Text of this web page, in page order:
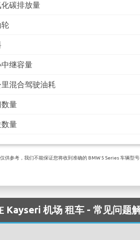
化碳排放量
继容量
混合驾驶油耗
量
数量
供参考，我们不能保证您将收到准确的 BMW 5 Series 车辆型
Kayseri 机场 租车 - 常见问题